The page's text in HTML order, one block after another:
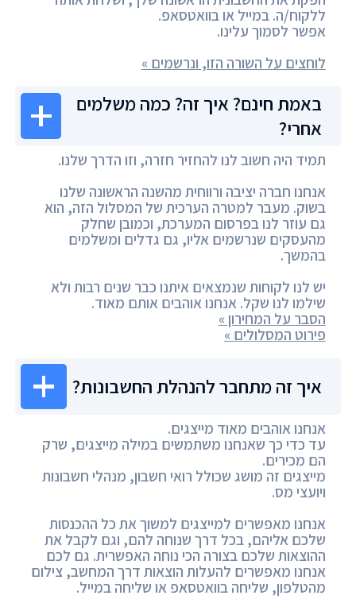
ללקוח/ה. במייל או בוואטסאפ.
אפשר לסמוך עלינו.
לוחצים על השורה הזו, ונרשמים »
באמת חינם? איך זה? כמה משלמים
אחרי?
תמיד היה חשוב לנו להחזיר חזרה, וזו הדרך שלנו.
אנחנו חברה יציבה ורווחית מהשנה הראשונה שלנו
בשוק. מעבר למטרה הערכית של המסלול הזה, הוא
גם עוזר לנו בפרסום המערכת, וכמובן שחלק
מהעסקים שנרשמים אליו, גם גדלים ומשלמים
בהמשך.
יש לנו לקוחות שנמצאים איתנו כבר שנים רבות ולא
שילמו לנו שקל. אנחנו אוהבים אותם מאוד.
הסבר על המחירון »
פירוט המסלולים »
איך זה מתחבר להנהלת החשבונות?
אנחנו אוהבים מאוד מייצגים.
עד כדי כך שאנחנו משתמשים במילה מייצגים, שרק
הם מכירים.
מייצגים זה מושג שכולל רואי חשבון, מנהלי חשבונות
ויועצי מס.
אנחנו מאפשרים למייצגים למשוך את כל ההכנסות
שלכם אליהם, בכל דרך שנוחה להם, וגם לקבל את
ההוצאות שלכם בצורה הכי נוחה האפשרית. גם לכם
אנחנו מאפשרים להעלות הוצאות דרך המחשב, צילום
מהטלפון, שליחה בוואטסאפ או שליחה במייל.